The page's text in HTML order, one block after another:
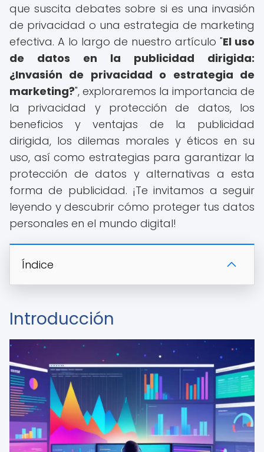
que suscita debates sobre si es una invasión
de privacidad o una estrategia de marketing
efectiva. A lo largo de nuestro artículo "El uso
de datos en la publicidad dirigida:
¿Invasión de privacidad o estrategia de
marketing?", exploraremos la importancia de
la privacidad y protección de datos, los
beneficios y ventajas de la publicidad
dirigida, los dilemas morales y éticos en su
uso, así como estrategias para garantizar la
protección de datos y alternativas a esta
forma de publicidad. ¡Te invitamos a seguir
leyendo y descubrir cómo proteger tus datos
personales en el mundo digital!
Índice
Introducción